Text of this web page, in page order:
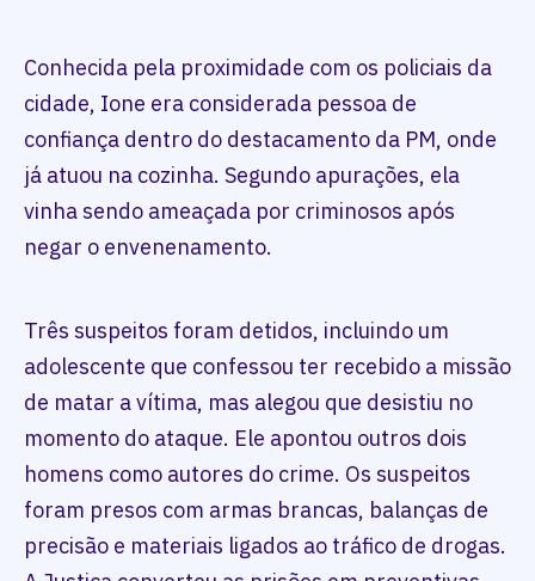
Conhecida pela proximidade com os policiais da
cidade, Ione era considerada pessoa de
confiança dentro do destacamento da PM, onde
já atuou na cozinha. Segundo apurações, ela
vinha sendo ameaçada por criminosos após
negar o envenenamento.
Três suspeitos foram detidos, incluindo um
adolescente que confessou ter recebido a missão
de matar a vítima, mas alegou que desistiu no
momento do ataque. Ele apontou outros dois
homens como autores do crime. Os suspeitos
foram presos com armas brancas, balanças de
precisão e materiais ligados ao tráfico de drogas.